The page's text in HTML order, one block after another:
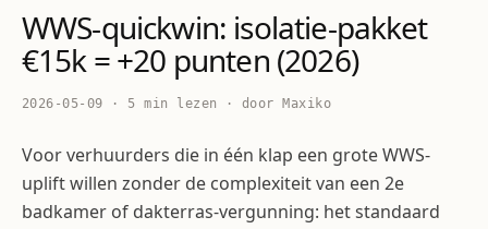
WWS-quickwin: isolatie-pakket
€15k = +20 punten (2026)
2026-05-09 · 5 min lezen · door Maxiko
Voor verhuurders die in één klap een grote WWS-
uplift willen zonder de complexiteit van een 2e
badkamer of dakterras-vergunning: het standaard